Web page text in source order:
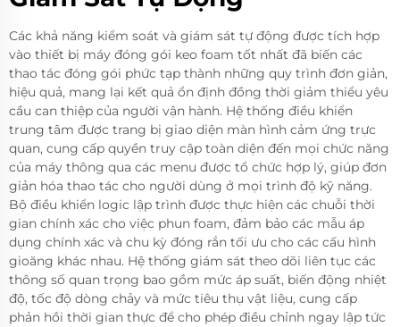
Các khả năng kiểm soát và giám sát tự động được tích hợp
vào thiết bị máy đóng gói keo foam tốt nhất đã biến các
thao tác đóng gói phức tạp thành những quy trình đơn giản,
hiệu quả, mang lại kết quả ổn định đồng thời giảm thiểu yêu
cầu can thiệp của người vận hành. Hệ thống điều khiển
trung tâm được trang bị giao diện màn hình cảm ứng trực
quan, cung cấp quyền truy cập toàn diện đến mọi chức năng
của máy thông qua các menu được tổ chức hợp lý, giúp đơn
giản hóa thao tác cho người dùng ở mọi trình độ kỹ năng.
Bộ điều khiển logic lập trình được thực hiện các chuỗi thời
gian chính xác cho việc phun foam, đảm bảo các mẫu áp
dụng chính xác và chu kỳ đóng rắn tối ưu cho các cấu hình
gioăng khác nhau. Hệ thống giám sát theo dõi liên tục các
thông số quan trọng bao gồm mức áp suất, biến động nhiệt
độ, tốc độ dòng chảy và mức tiêu thụ vật liệu, cung cấp
phản hồi thời gian thực để cho phép điều chỉnh ngay lập tức